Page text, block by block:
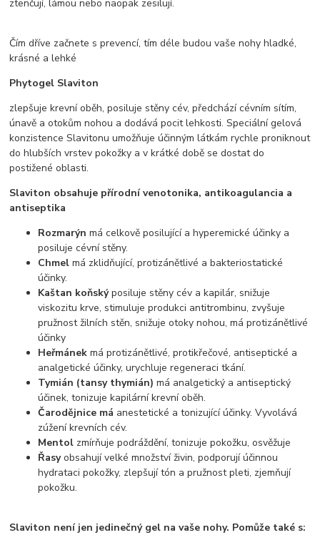
ztenčují, lámou nebo naopak zesilují.
Čím dříve začnete s prevencí, tím déle budou vaše nohy hladké,
krásné a lehké
Phytogel Slaviton
zlepšuje krevní oběh, posiluje stěny cév, předchází cévním sítím,
únavě a otokům nohou a dodává pocit lehkosti. Speciální gelová
konzistence Slavitonu umožňuje účinným látkám rychle proniknout
do hlubších vrstev pokožky a v krátké době se dostat do
postižené oblasti.
Slaviton obsahuje přírodní venotonika, antikoagulancia a
antiseptika
Rozmarýnmá celkově posilující a hyperemické účinky a
posiluje cévní stěny.
Chmelmá zklidňující, protizánětlivé a bakteriostatické
účinky.
Kaštan koňskýposiluje stěny cév a kapilár, snižuje
viskozitu krve, stimuluje produkci antitrombinu, zvyšuje
pružnost žilních stěn, snižuje otoky nohou, má protizánětlivé
účinky
Heřmánek má protizánětlivé, protikřečové, antiseptické a
analgetické účinky, urychluje regeneraci tkání.
Tymián (tansy thymián) má analgetický a antiseptický
účinek, tonizuje kapilární krevní oběh.
Čarodějnice má anestetické a tonizující účinky. Vyvolává
zúžení krevních cév.
Mentol zmírňuje podráždění, tonizuje pokožku, osvěžuje
Řasyobsahují velké množství živin, podporují účinnou
hydrataci pokožky, zlepšují tón a pružnost pleti, zjemňují
pokožku.
Slaviton není jen jedinečný gel na vaše nohy. Pomůže také s: